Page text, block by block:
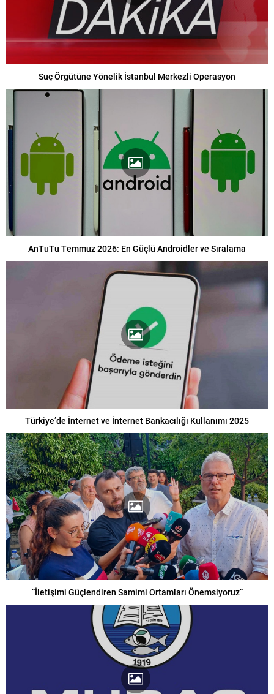
Suç Örgütüne Yönelik İstanbul Merkezli Operasyon
AnTuTu Temmuz 2026: En Güçlü Androidler ve Sıralama
Türkiye’de İnternet ve İnternet Bankacılığı Kullanımı 2025
“İletişimi Güçlendiren Samimi Ortamları Önemsiyoruz”